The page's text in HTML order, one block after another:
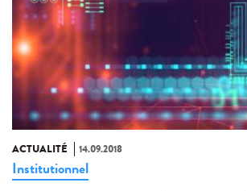
ACTUALITÉ 14.09.2018
Institutionnel